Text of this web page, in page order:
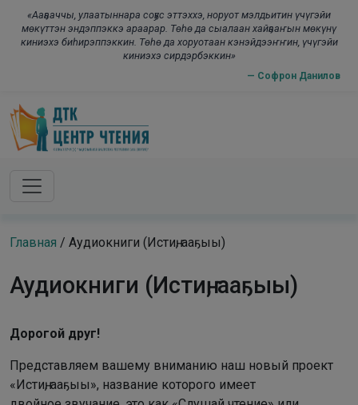
«Ааҕааччы, улаатыннара соҕус эттэххэ, норуот мэлдьитин үчүгэйи
мөкүттэн эндэппэккэ араарар. Төһө да сыалаан хайҕааҥын мөкүнү
киниэхэ биһирэппэккин. Төһө да хоруотаан кэнэйдээҥҥин, үчүгэйи
киниэхэ сирдэрбэккин»
— Софрон Данилов
Skip to main content
Главная / Аудиокниги (Истиҥ, ааҕыы)
Аудиокниги (Истиҥ, ааҕыы)
Дорогой друг!
Представляем вашему вниманию наш новый проект
«Истиҥ, ааҕыы», название которого имеет